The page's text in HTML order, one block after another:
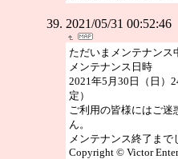
2021/05/31 00:52:46
ただいまメンテナンス
メンテナンス日時
2021年5月30日（日）
定）
ご利用の皆様にはご
ん。
メンテナンス終了まで
Copyright © Victor